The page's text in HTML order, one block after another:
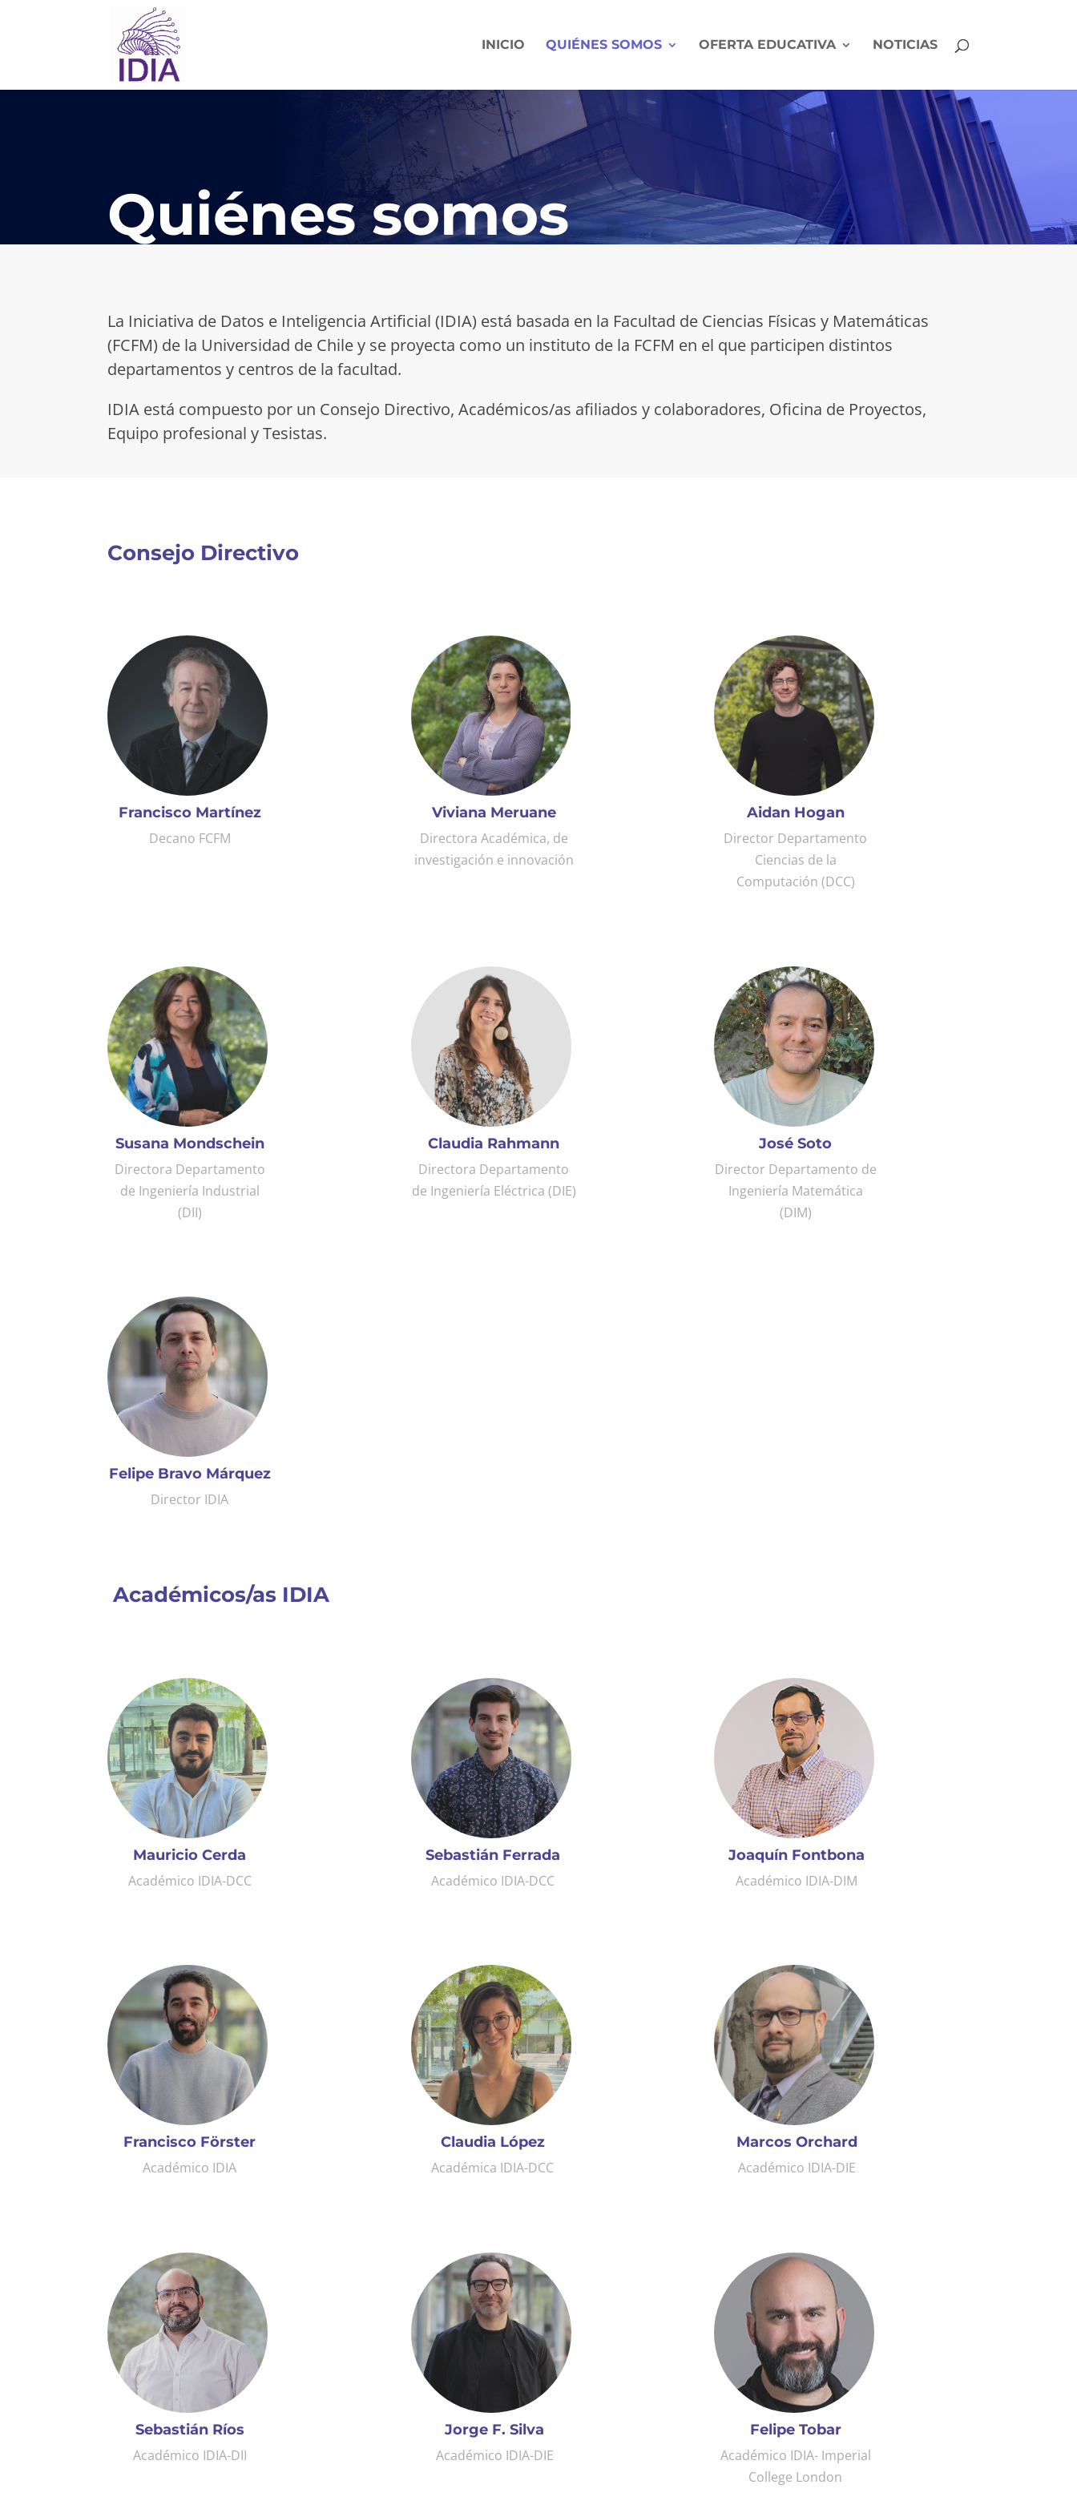
INICIO QUIÉNES SOMOS OFERTA EDUCATIVA NOTICIAS
Quiénes somos
La Iniciativa de Datos e Inteligencia Artificial (IDIA) está basada en la Facultad de Ciencias Físicas y Matemáticas
(FCFM) de la Universidad de Chile y se proyecta como un instituto de la FCFM en el que participen distintos
departamentos y centros de la facultad.
IDIA está compuesto por un Consejo Directivo, Académicos/as afiliados y colaboradores, Oficina de Proyectos,
Equipo profesional y Tesistas.
Consejo Directivo
Francisco Martínez
Decano FCFM
Viviana Meruane
Directora Académica, de
investigación e innovación
Aidan Hogan
Director Departamento
Ciencias de la
Computación (DCC)
Susana Mondschein
Directora Departamento
de Ingeniería Industrial
(DII)
Claudia Rahmann
Directora Departamento
de Ingeniería Eléctrica (DIE)
José Soto
Director Departamento de
Ingeniería Matemática
(DIM)
Felipe Bravo Márquez
Director IDIA
Académicos/as IDIA
Mauricio Cerda
Académico IDIA-DCC
Sebastián Ferrada
Académico IDIA-DCC
Joaquín Fontbona
Académico IDIA-DIM
Francisco Förster
Académico IDIA
Claudia López
Académica IDIA-DCC
Marcos Orchard
Académico IDIA-DIE
Sebastián Ríos
Académico IDIA-DII
Jorge F. Silva
Académico IDIA-DIE
Felipe Tobar
Académico IDIA- Imperial
College London